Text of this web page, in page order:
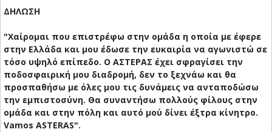
ΔΗΛΩΣΗ
"Χαίρομαι που επιστρέφω στην ομάδα η οποία με έφερε
στην Ελλάδα και μου έδωσε την ευκαιρία να αγωνιστώ σε
τόσο υψηλό επίπεδο. Ο ΑΣΤΕΡΑΣ έχει σφραγίσει την
ποδοσφαιρική μου διαδρομή, δεν το ξεχνάω και θα
προσπαθήσω με όλες μου τις δυνάμεις να ανταποδώσω
την εμπιστοσύνη. Θα συναντήσω πολλούς φίλους στην
ομάδα και στην πόλη και αυτό μού δίνει έξτρα κίνητρο.
Vamos ASTERAS".